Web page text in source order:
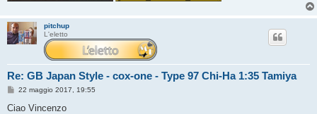
pitchup
L'eletto
Re: GB Japan Style - cox-one - Type 97 Chi-Ha 1:35 Tamiya
M
s
22 maggio 2017, 19:55
Ciao Vincenzo